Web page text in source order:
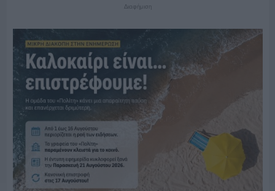
Διαφήμιση